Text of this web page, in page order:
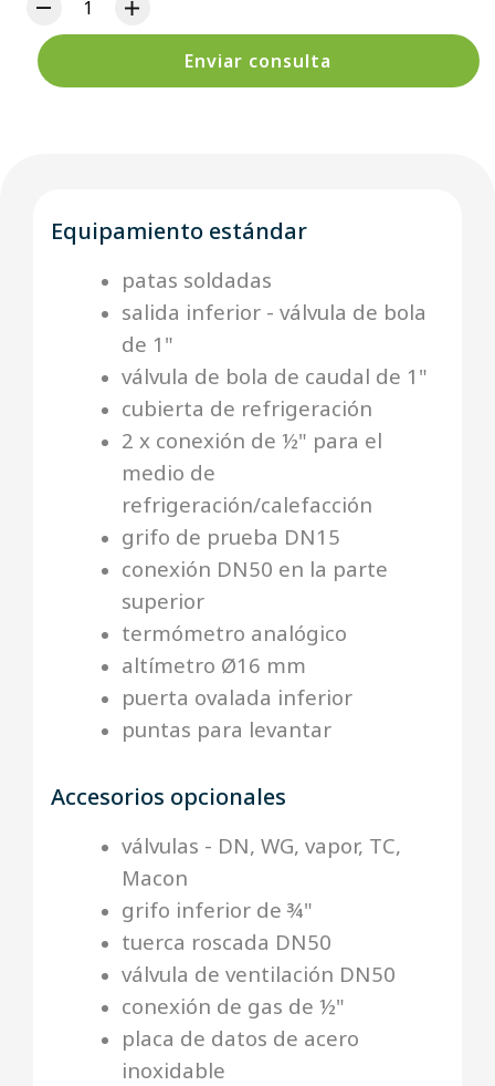
Enviar consulta
Equipamiento estándar
patas soldadas
salida inferior - válvula de bola
de 1"
válvula de bola de caudal de 1"
cubierta de refrigeración
2 x conexión de ½" para el
medio de
refrigeración/calefacción
grifo de prueba DN15
conexión DN50 en la parte
superior
termómetro analógico
altímetro Ø16 mm
puerta ovalada inferior
puntas para levantar
Accesorios opcionales
válvulas - DN, WG, vapor, TC,
Macon
grifo inferior de ¾"
tuerca roscada DN50
válvula de ventilación DN50
conexión de gas de ½"
placa de datos de acero
inoxidable